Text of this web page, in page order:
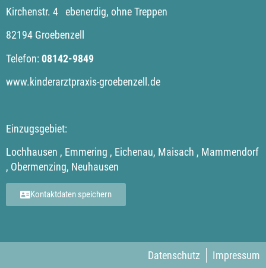
Kirchenstr. 4 ebenerdig, ohne Treppen
82194 Groebenzell
Telefon: 08142-9849
www.kinderarztpraxis-groebenzell.de
Einzugsgebiet:
Lochhausen , Emmering , Eichenau, Maisach , Mammendorf
, Obermenzing, Neuhausen
Kontaktdaten speichern
Impressum
Datenschutz